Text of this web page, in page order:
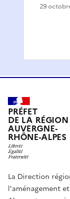
29
PRÉFET
DE LA RÉGION
AUVERGNE-
RHÔNE-ALPES
La Direction
l'aménagement